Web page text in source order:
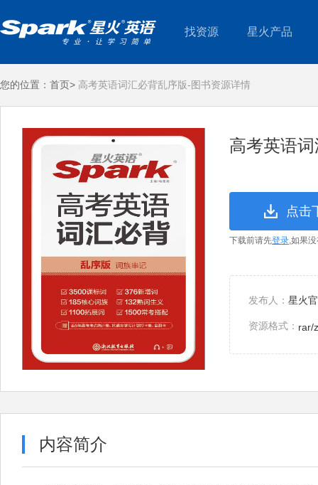
找资源 星火产品
您的位置： 首页> 高考英语词汇必背乱序版-图书资源详情
高考英语
点击
下载前请先登录,如果
发布人： 星火
资源格式： rar/
内容简介